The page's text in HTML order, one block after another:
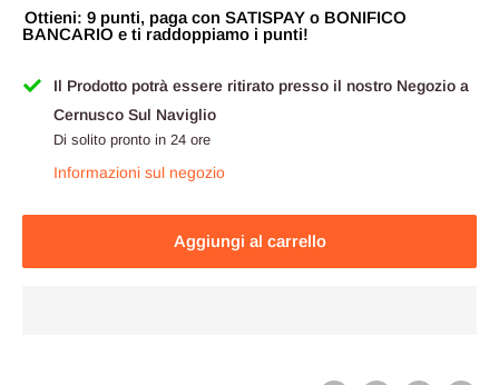
Ottieni: 9 punti, paga con SATISPAY o BONIFICO
BANCARIO e ti raddoppiamo i punti!
Il Prodotto potrà essere ritirato presso il nostro Negozio a
Cernusco Sul Naviglio
Di solito pronto in 24 ore
Informazioni sul negozio
Aggiungi al carrello